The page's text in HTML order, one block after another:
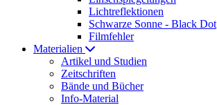
Lichtreflektionen
Schwarze Sonne - Black Dot
Filmfehler
Materialien
Artikel und Studien
Zeitschriften
Bände und Bücher
Info-Material